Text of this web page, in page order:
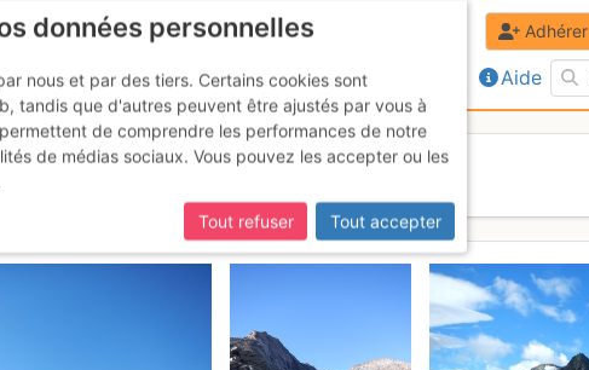
Aide
Adhérer
données personnelles
nous et par des tiers. Certains cookies sont
tandis que d'autres peuvent être ajustés par vous à
de comprendre les performances de notre
de médias sociaux. Vous pouvez les accepter ou les
Tout refuser
Tout accepter